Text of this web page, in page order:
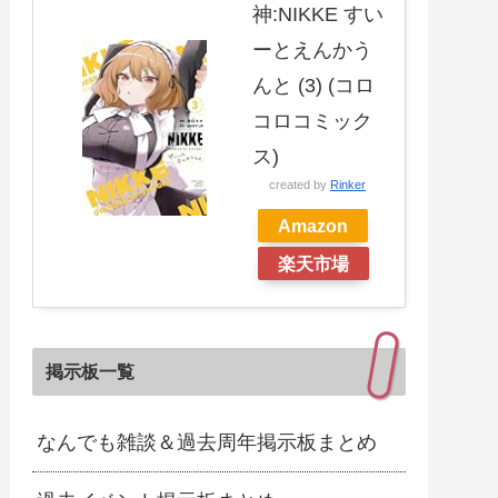
神:NIKKE すい
ーとえんかう
んと (3) (コロ
コロコミック
ス)
created by Rinker
Amazon
楽天市場
掲示板一覧
なんでも雑談＆過去周年掲示板まとめ